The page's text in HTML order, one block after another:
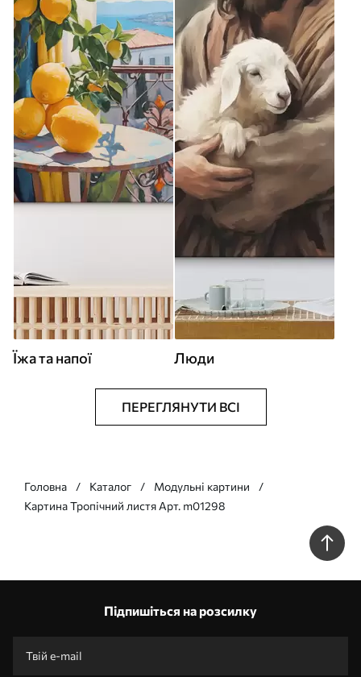
Їжа та напої Люди
ПЕРЕГЛЯНУТИ ВСІ
Головна Каталог
Модульні картини
Картина Тропічний листя Арт. m01298
Підпишіться на розсилку